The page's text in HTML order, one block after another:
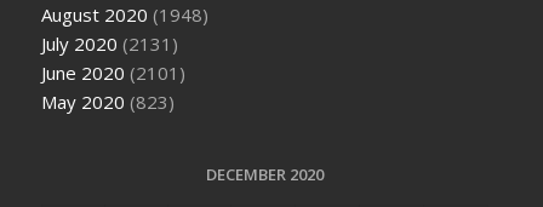
August 2020 (1948)
July 2020 (2131)
June 2020 (2101)
May 2020 (823)
DECEMBER 2020